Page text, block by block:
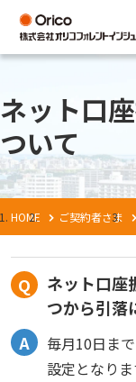
ネット口
ついて
HOME ご契約者さま
ネット口座
つから引落
毎月10日ま
設定となりま